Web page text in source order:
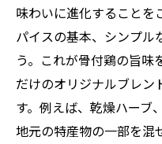
味わいに進化することを
パイスの基本、シンプル
う。これが骨付鶏の旨味
だけのオリジナルブレン
す。例えば、乾燥ハーブ
地元の特産物の一部を混